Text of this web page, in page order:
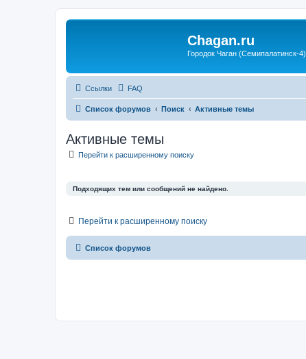
Chagan.ru
Городок Чаган (Семипалатинск-4)
Ссылки FAQ
Список форумов Поиск Активные темы
Активные темы
Перейти к расширенному поиску
Подходящих тем или сообщений не найдено.
Перейти к расширенному поиску
Список форумов